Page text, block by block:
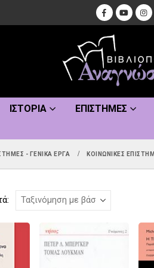
ΙΣΤΟΡΊΑ ΕΠΙΣΤΉΜΕΣ
- ΓΕΝΙΚΆ ΈΡΓΑ ΚΟΙΝΩΝΙΚΈΣ